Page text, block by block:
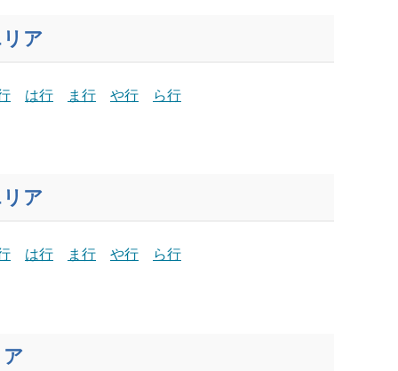
ア
は行 ま行 や行
ら行
ア
は行 ま行 や行
ら行